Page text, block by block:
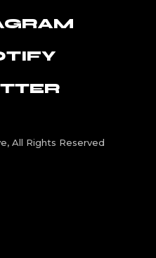
, All Rights Reserved